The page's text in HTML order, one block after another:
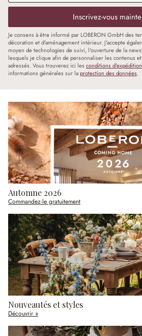
Inscrivez-vous
Je consens à être informé par LOBERON GmbH des
décoration et d'aménagement intérieur. J'accepte
moyen de technologies de suivi, l'ouverture de la
lesquels je clique afin de personnaliser les contenus
adressés. Vous trouverez ici les conditions d'expédition
informations générales sur laprotection des données.
Automne 2026
Commandez-le gratuitement
Nouveautés et styles
Découvrir »